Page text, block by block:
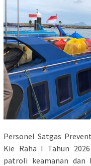
Personel Satgas
Kie Raha I Tahun
patroli keamanan dan